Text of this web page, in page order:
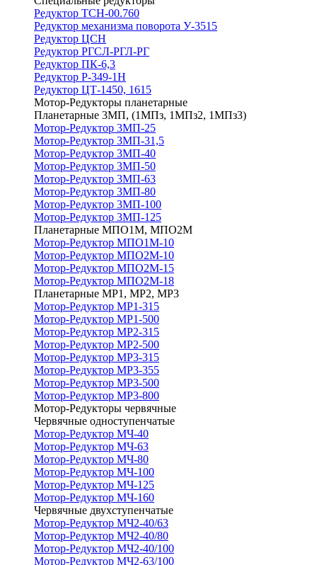
Редуктор ТСН-00.760
Редуктор механизма поворота У-3515
Редуктор ЦСН
Редуктор РГСЛ-РГЛ-РГ
Редуктор ПК-6,3
Редуктор Р-349-1Н
Редуктор ЦТ-1450, 1615
Мотор-Редукторы планетарные
Планетарные 3МП, (1МПз, 1МПз2, 1МПз3)
Мотор-Редуктор 3МП-25
Мотор-Редуктор 3МП-31,5
Мотор-Редуктор 3МП-40
Мотор-Редуктор 3МП-50
Мотор-Редуктор 3МП-63
Мотор-Редуктор 3МП-80
Мотор-Редуктор 3МП-100
Мотор-Редуктор 3МП-125
Планетарные МПО1М, МПО2М
Мотор-Редуктор МПО1М-10
Мотор-Редуктор МПО2М-10
Мотор-Редуктор МПО2М-15
Мотор-Редуктор МПО2М-18
Планетарные МР1, МР2, МР3
Мотор-Редуктор МР1-315
Мотор-Редуктор МР1-500
Мотор-Редуктор МР2-315
Мотор-Редуктор МР2-500
Мотор-Редуктор МР3-315
Мотор-Редуктор МР3-355
Мотор-Редуктор МР3-500
Мотор-Редуктор МР3-800
Мотор-Редукторы червячные
Червячные одноступенчатые
Мотор-Редуктор МЧ-40
Мотор-Редуктор МЧ-63
Мотор-Редуктор МЧ-80
Мотор-Редуктор МЧ-100
Мотор-Редуктор МЧ-125
Мотор-Редуктор МЧ-160
Червячные двухступенчатые
Мотор-Редуктор МЧ2-40/63
Мотор-Редуктор МЧ2-40/80
Мотор-Редуктор МЧ2-40/100
Мотор-Редуктор МЧ2-63/100